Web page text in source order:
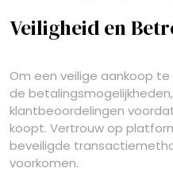
Veiligheid en
Om een veilige aankoop
de
klantbeoordelingen
koopt. Vertrouw op
beveiligde
voorkomen.